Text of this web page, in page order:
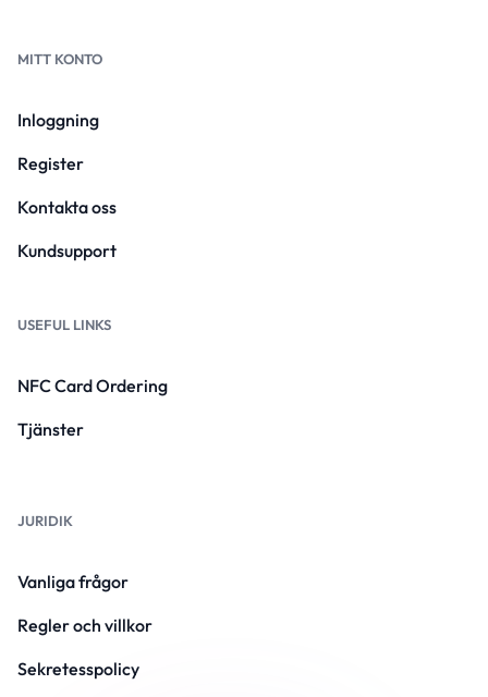
MITT KONTO
Inloggning
Register
Kontakta oss
Kundsupport
USEFUL LINKS
NFC Card Ordering
Tjänster
JURIDIK
Vanliga frågor
Regler och villkor
Sekretesspolicy